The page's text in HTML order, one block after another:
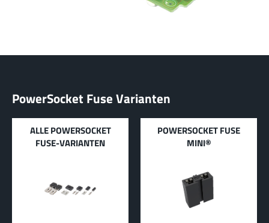
PowerSocket Fuse Varianten
ALLE POWERSOCKET
FUSE-VARIANTEN
POWERSOCKET FUSE
MINI®
Ideal für den Schutz von Powerelementen (Dreh-
Mehr zur Produktgruppe